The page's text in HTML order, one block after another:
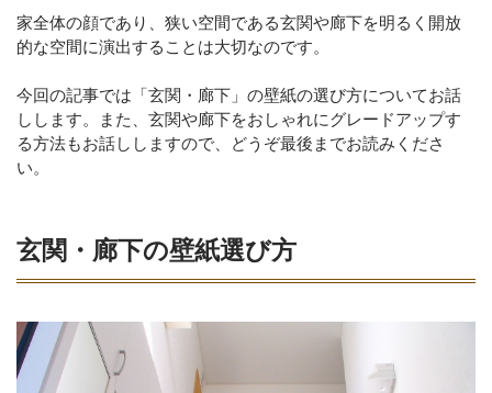
家全体の顔であり、狭い空間である玄関や廊下を明るく開放
的な空間に演出することは大切なのです。
今回の記事では「玄関・廊下」の壁紙の選び方についてお話
しします。また、玄関や廊下をおしゃれにグレードアップす
る方法もお話ししますので、どうぞ最後までお読みくださ
い。
玄関・廊下の壁紙選び方